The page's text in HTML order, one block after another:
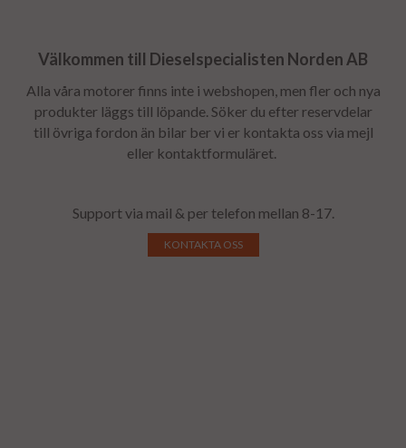
Välkommen till Dieselspecialisten Norden AB
Alla våra motorer finns inte i webshopen, men fler och nya
produkter läggs till löpande. Söker du efter reservdelar
till övriga fordon än bilar ber vi er kontakta oss via mejl
eller kontaktformuläret.
Support via mail & per telefon mellan 8-17.
KONTAKTA OSS